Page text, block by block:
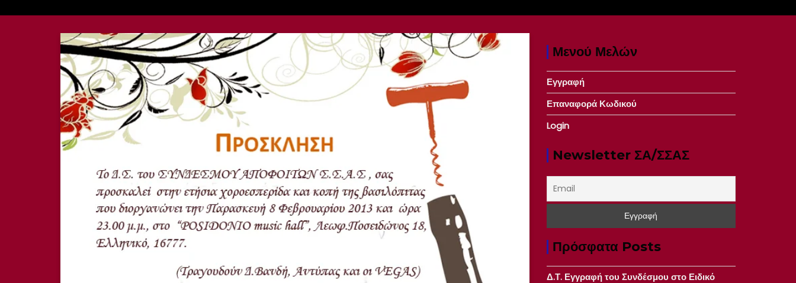
Μενού Μελών
Εγγραφή
Επαναφορά Κωδικού
Login
Newsletter ΣΑ/ΣΣΑΣ
Πρόσφατα Posts
Δ.Τ. Εγγραφή του Συνδέσμου στο Ειδικό